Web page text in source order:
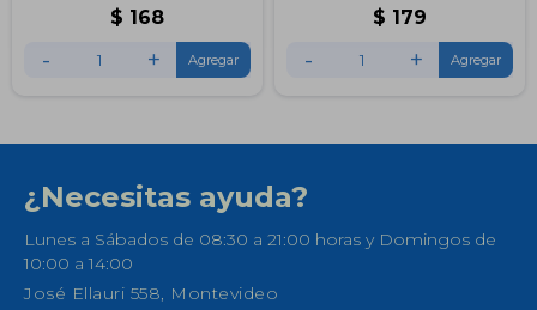
$ 168
- +
$ 179
- +
¿Necesitas ayuda?
Lunes a Sábados de 08:30 a 21:00 horas y Domingos de
10:00 a 14:00
José Ellauri 558, Montevideo